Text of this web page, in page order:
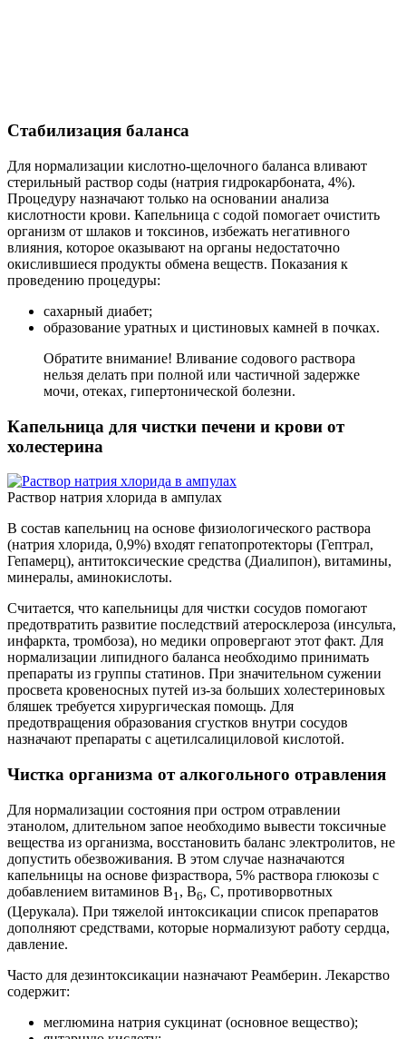
Стабилизация баланса
Для нормализации кислотно-щелочного баланса вливают
стерильный раствор соды (натрия гидрокарбоната, 4%).
Процедуру назначают только на основании анализа
кислотности крови. Капельница с содой помогает очистить
организм от шлаков и токсинов, избежать негативного
влияния, которое оказывают на органы недостаточно
окислившиеся продукты обмена веществ. Показания к
проведению процедуры:
сахарный диабет;
образование уратных и цистиновых камней в почках.
Обратите внимание! Вливание содового раствора
нельзя делать при полной или частичной задержке
мочи, отеках, гипертонической болезни.
Капельница для чистки печени и крови от
холестерина
Раствор натрия хлорида в ампулах
В состав капельниц на основе физиологического раствора
(натрия хлорида, 0,9%) входят гепатопротекторы (Гептрал,
Гепамерц), антитоксические средства (Диалипон), витамины,
минералы, аминокислоты.
Считается, что капельницы для чистки сосудов помогают
предотвратить развитие последствий атеросклероза (инсульта,
инфаркта, тромбоза), но медики опровергают этот факт. Для
нормализации липидного баланса необходимо принимать
препараты из группы статинов. При значительном сужении
просвета кровеносных путей из-за больших холестериновых
бляшек требуется хирургическая помощь. Для
предотвращения образования сгустков внутри сосудов
назначают препараты с ацетилсалициловой кислотой.
Чистка организма от алкогольного отравления
Для нормализации состояния при остром отравлении
этанолом, длительном запое необходимо вывести токсичные
вещества из организма, восстановить баланс электролитов, не
допустить обезвоживания. В этом случае назначаются
капельницы на основе физраствора, 5% раствора глюкозы с
добавлением витаминов В1 , В6, С, противорвотных
(Церукала). При тяжелой интоксикации список препаратов
дополняют средствами, которые нормализуют работу сердца,
давление.
Часто для дезинтоксикации назначают Реамберин. Лекарство
содержит:
меглюмина натрия сукцинат (основное вещество);